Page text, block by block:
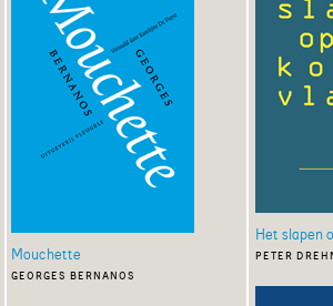
Mouchette
georges bernanos
Het slapen
peter